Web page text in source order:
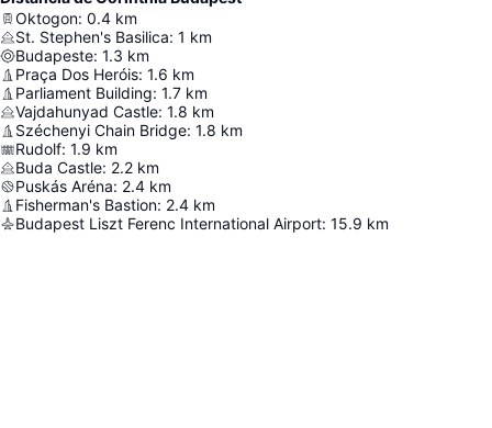
Oktogon: 0.4 km
St. Stephen's Basilica: 1 km
Budapeste: 1.3 km
Praça Dos Heróis: 1.6 km
Parliament Building: 1.7 km
Vajdahunyad Castle: 1.8 km
Széchenyi Chain Bridge: 1.8 km
Rudolf: 1.9 km
Buda Castle: 2.2 km
Puskás Aréna: 2.4 km
Fisherman's Bastion: 2.4 km
Budapest Liszt Ferenc International Airport: 15.9 km